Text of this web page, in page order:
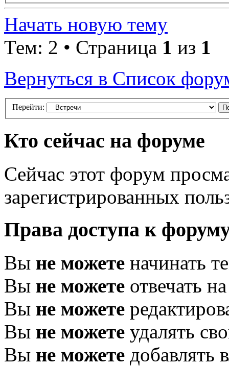
Начать новую тему
Тем: 2 • Страница 1 из 1
Вернуться в Список
Перейти:
Кто сейчас на форуме
Сейчас этот форум
зарегистрированных
Права доступа к
Вы не можете начинать
Вы не можете отвечать
Вы не можете
Вы не можете удалять
Вы не можете добавлять